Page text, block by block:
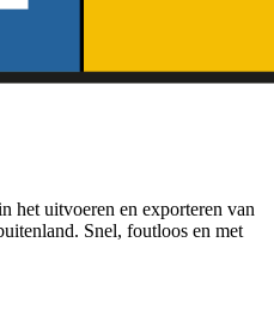
het uitvoeren en exporteren van
Snel, foutloos en met